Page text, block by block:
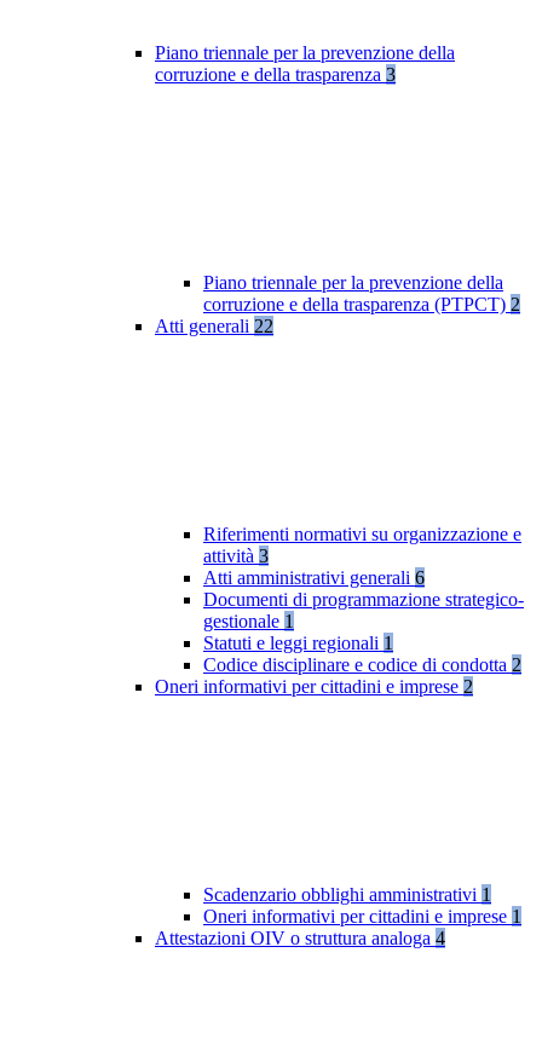
Piano triennale per la prevenzione della
corruzione e della trasparenza 3
Piano triennale per la prevenzione della
corruzione e della trasparenza (PTPCT) 2
Atti generali 22
Riferimenti normativi su organizzazione e
attività 3
Atti amministrativi generali 6
Documenti di programmazione strategico-
gestionale 1
Statuti e leggi regionali 1
Codice disciplinare e codice di condotta 2
Oneri informativi per cittadini e imprese 2
Scadenzario obblighi amministrativi 1
Oneri informativi per cittadini e imprese 1
Attestazioni OIV o struttura analoga 4